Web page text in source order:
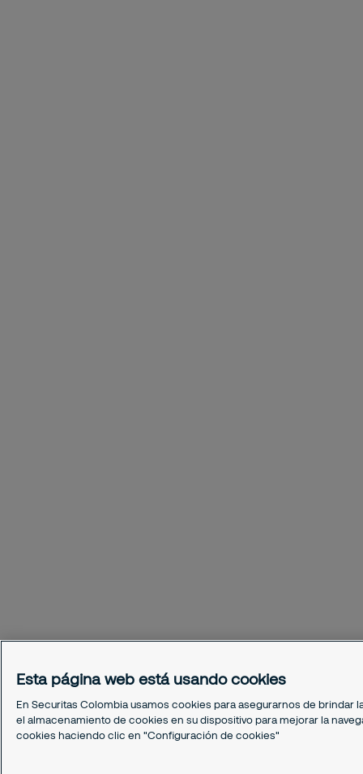
Esta página web está usando cookies
En Securitas Colombia usamos cookies para asegurarnos de
el almacenamiento de cookies en su dispositivo para mejorar la
cookies haciendo clic en "Configuración de cookies"